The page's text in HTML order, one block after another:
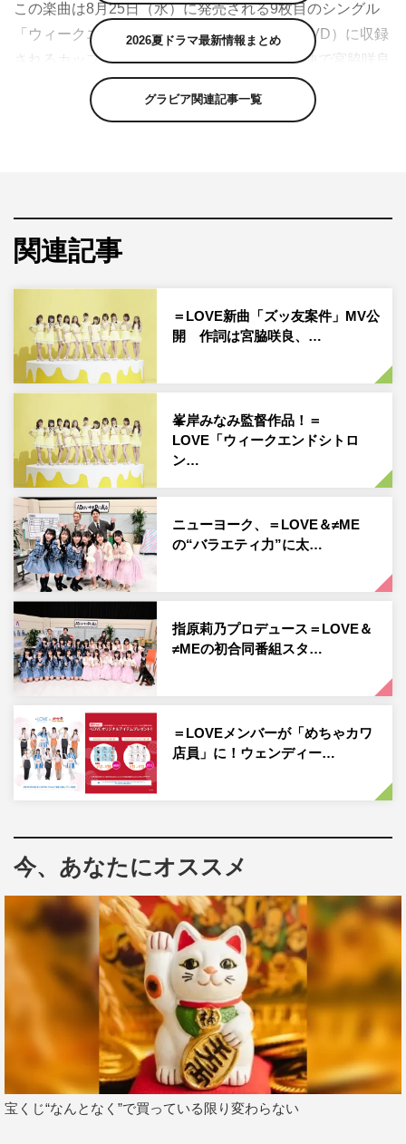
この楽曲は8月25日（水）に発売される9枚目のシングル
「ウィークエンドシトロン」Type-B（CD DVD）に収録
されるカップリング曲。同じくカップリング曲で宮脇咲良
と村重杏奈（HKT48）が共作で作詞を担当した「ズッ友
案件」に続いてMVが公開された。
ンピース姿で出演する佐々木の演技や表情も印象的な
れること必至の作品に仕上がっている。
Type-C（CD+DVD）
ー：大場花菜、野口衣織
周年に向けて躍進する＝LOVEの今後の活動からますます
目が離せない。
＝LOVE「夏祭り恋慕う」MV
リリース情報
＝LOVE「ウィークエンドシトロン」
2021年8月25日（水）発売
＝LOVEオフィシャルHP：https://equal-love.jp/
https://twitter.com/equal_love_12
この記事の写真
2026夏ドラマ最新情報まとめ
グラビア関連記事一覧
関連記事
＝LOVE新曲「ズッ友案件」MV公
開 作詞は宮脇咲良、…
峯岸みなみ監督作品！＝
LOVE「ウィークエンドシトロ
ン…
ニューヨーク、＝LOVE＆≠ME
の“バラエティ力”に太…
指原莉乃プロデュース＝LOVE＆
≠MEの初合同番組スタ…
＝LOVEメンバーが「めちゃカワ
店員」に！ウェンディー…
今、あなたにオススメ
宝くじ“なんとなく”で買っている限り変わらない